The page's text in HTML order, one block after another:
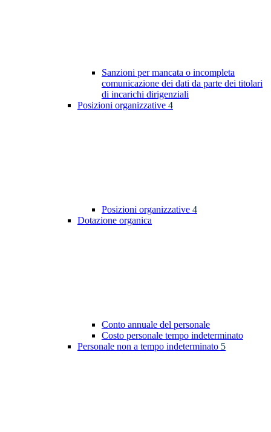
Sanzioni per mancata o incompleta
comunicazione dei dati da parte dei titolari
di incarichi dirigenziali
Posizioni organizzative 4
Posizioni organizzative 4
Dotazione organica
Conto annuale del personale
Costo personale tempo indeterminato
Personale non a tempo indeterminato 5